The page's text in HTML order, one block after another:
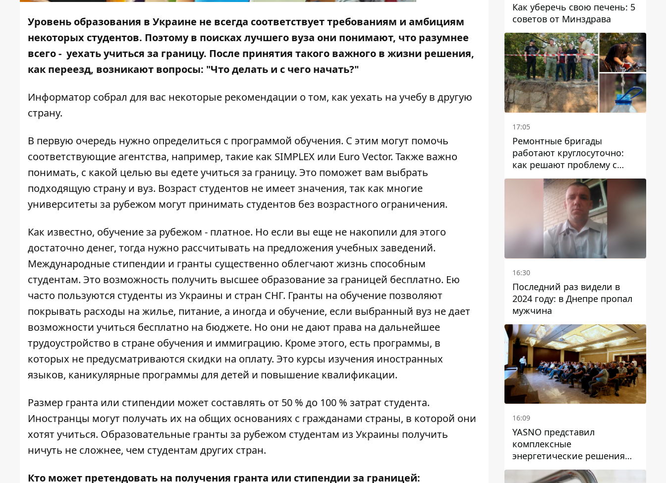
Уровень образования в Украине не всегда соответствует требованиям и амбициям
некоторых студентов. Поэтому в поисках лучшего вуза они понимают, что разумнее
всего - уехать учиться за границу. После принятия такого важного в жизни решения,
как переезд, возникают вопросы: "Что делать и с чего начать?"
Информатор собрал для вас некоторые рекомендации о том, как уехать на учебу в другую
страну.
В первую очередь нужно определиться с программой обучения. С этим могут помочь
соответствующие агентства, например, такие как SIMPLEX или Euro Vector. Также важно
понимать, с какой целью вы едете учиться за границу. Это поможет вам выбрать
подходящую страну и вуз. Возраст студентов не имеет значения, так как многие
университеты за рубежом могут принимать студентов без возрастного ограничения.
Как известно, обучение за рубежом - платное. Но если вы еще не накопили для этого
достаточно денег, тогда нужно рассчитывать на предложения учебных заведений.
Международные стипендии и гранты существенно облегчают жизнь способным
студентам. Это возможность получить высшее образование за границей бесплатно. Ею
часто пользуются студенты из Украины и стран СНГ. Гранты на обучение позволяют
покрывать расходы на жилье, питание, а иногда и обучение, если выбранный вуз не дает
возможности учиться бесплатно на бюджете. Но они не дают права на дальнейшее
трудоустройство в стране обучения и иммиграцию. Кроме этого, есть программы, в
которых не предусматриваются скидки на оплату. Это курсы изучения иностранных
языков, каникулярные программы для детей и повышение квалификации.
Размер гранта или стипендии может составлять от 50 % до 100 % затрат студента.
Иностранцы могут получать их на общих основаниях с гражданами страны, в которой они
хотят учиться. Образовательные гранты за рубежом студентам из Украины получить
ничуть не сложнее, чем студентам других стран.
Кто может претендовать на получения гранта или стипендии за границей:
Как уберечь свою печень: 5
советов от Минздрава
17:05
Ремонтные бригады
работают круглосуточно:
как решают проблему с
водой в Марганецкой
громаде
16:30
Последний раз видели в
2024 году: в Днепре пропал
мужчина
16:09
YASNO представил
комплексные
энергетические решения
для бизнеса в Днепре